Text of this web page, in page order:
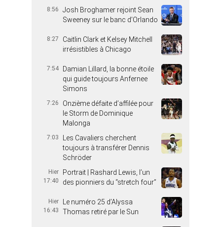
8:56
Josh Broghamer rejoint Sean
Sweeney sur le banc d’Orlando
8:27
Caitlin Clark et Kelsey Mitchell
irrésistibles à Chicago
7:54
Damian Lillard, la bonne étoile
qui guide toujours Anfernee
Simons
7:26
Onzième défaite d’affilée pour
le Storm de Dominique
Malonga
7:03
Les Cavaliers cherchent
toujours à transférer Dennis
Schröder
Hier
17:40
Portrait | Rashard Lewis, l’un
des pionniers du “stretch four”
Hier
16:43
Le numéro 25 d’Alyssa
Thomas retiré par le Sun